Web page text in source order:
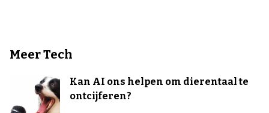
Meer Tech
Kan AI ons helpen om dierentaal te
ontcijferen?